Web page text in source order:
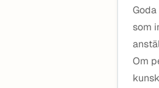
som
Om